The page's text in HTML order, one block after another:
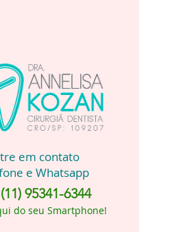
(11) 95341-6344
do seu Smartphone!
em contato
e Whatsapp